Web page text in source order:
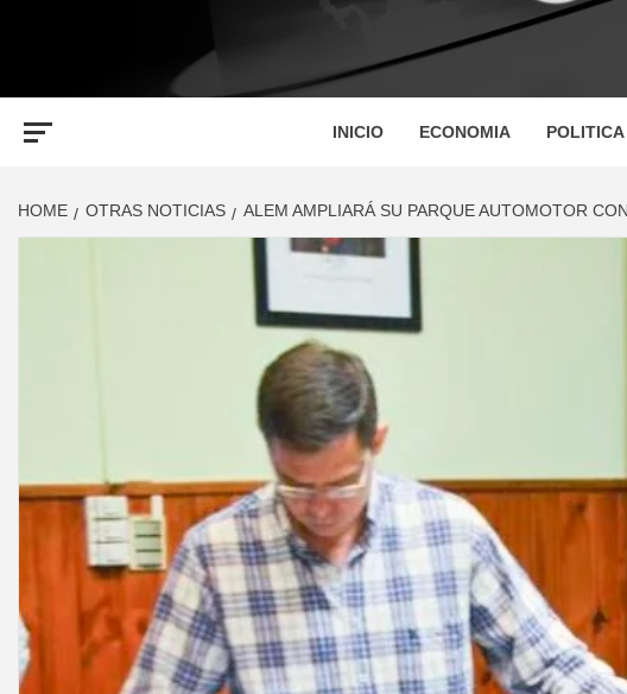
INICIO ECONOMIA POLITICA
HOME OTRAS NOTICIAS ALEM AMPLIARÁ SU PARQUE AUTOMOTOR